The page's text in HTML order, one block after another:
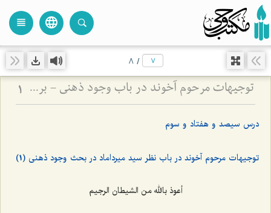
language
view_headline
/
8
توجیهات مرحوم آخوند در باب وجود ذهنی - بررسی دیدگاه سید میرداماد و نقد نظریه انقلاب حقایق 1
درس سیصد و هفتاد و سوم
توجیهات مرحوم آخوند در باب نظر سید میرداماد در بحث وجود ذهنی (1)
أعوذ بالله من الشیطان الرجیم